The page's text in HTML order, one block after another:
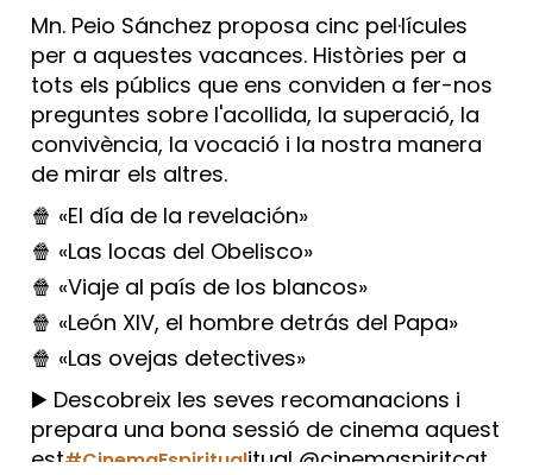
Mn. Peio Sánchez proposa cinc pel·lícules
per a aquestes vacances. Històries per a
tots els públics que ens conviden a fer-nos
preguntes sobre l'acollida, la superació, la
convivència, la vocació i la nostra manera
de mirar els altres.
🍿 «El día de la revelación»
🍿 «Las locas del Obelisco»
🍿 «Viaje al país de los blancos»
🍿 «León XIV, el hombre detrás del Papa»
🍿 «Las ovejas detectives»
▶️ Descobreix les seves recomanacions i
prepara una bona sessió de cinema aquest
est#CinemaEspiritualitual @cinemaspiritcat